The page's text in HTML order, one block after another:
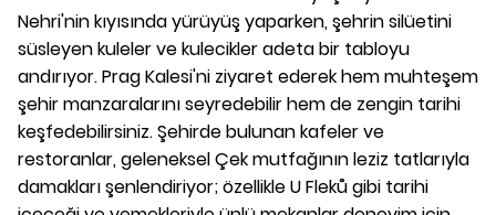
Nehri'nin kıyısında yürüyüş yaparken, şehrin silüetini
süsleyen kuleler ve kulecikler adeta bir tabloyu
andırıyor. Prag Kalesi'ni ziyaret ederek hem muhteşem
şehir manzaralarını seyredebilir hem de zengin tarihi
keşfedebilirsiniz. Şehirde bulunan kafeler ve
restoranlar, geleneksel Çek mutfağının leziz tatlarıyla
damakları şenlendiriyor; özellikle U Fleků gibi tarihi